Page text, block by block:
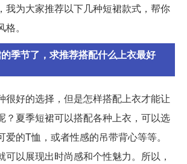
我为大家推荐以下几种短裙款式，帮你
。
季节了，求推荐搭配什么上衣最好
很好的选择，但是怎样搭配上衣才能让
？夏季短裙可以搭配各种上衣，可以选
的T恤，或者性感的吊带背心等等。
可以展现出时尚感和个性魅力。所以，